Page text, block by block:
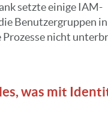
setzte einige IAM-
Benutzergruppen
nicht
was mit